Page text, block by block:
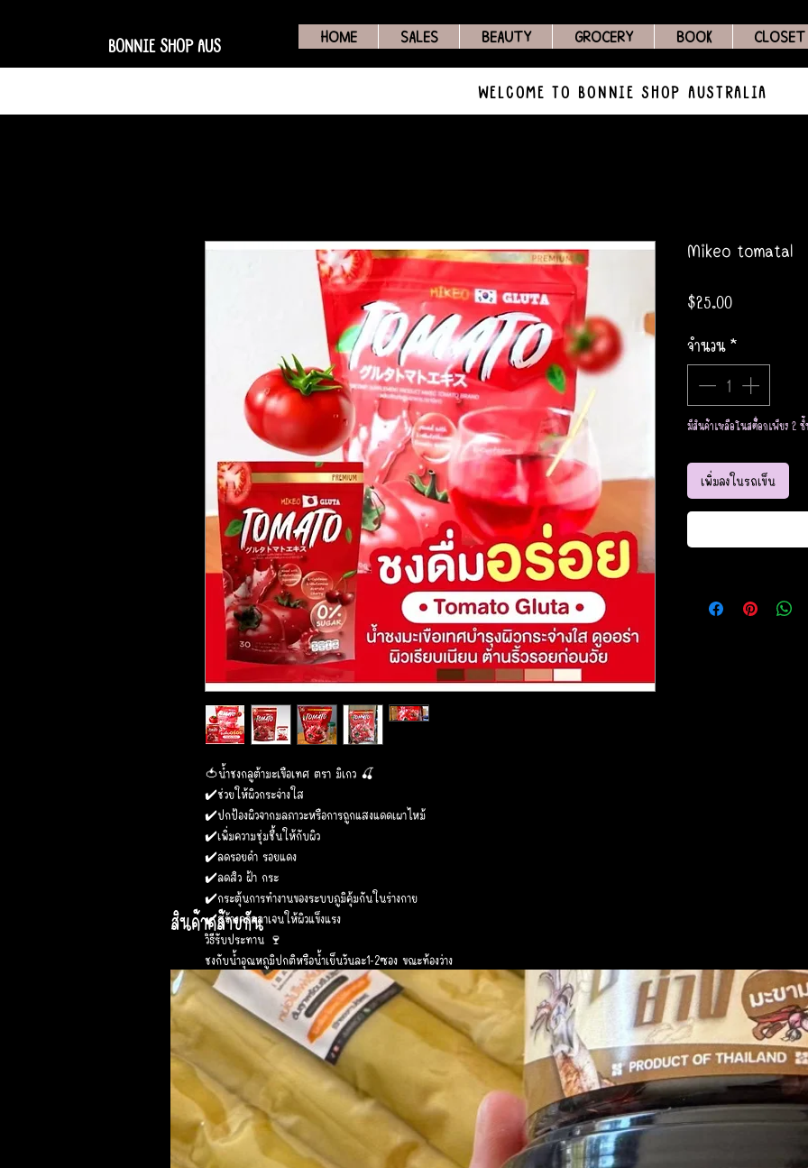
BONNIE SHOP AUS HOME SALES BEAUTY GROCERY BOOK CLOSET
WELCOME TO BONNIE SHOP AUSTRALIA
🍅น้ำชงกลูต้ามะเขือเทศ ตรา มิเกว 🍒
✔️ช่วยให้ผิวกระจ่างใส
✔️ปกป้องผิวจากมลภาวะหรือการถูกแสงแดดเผาไหม้
✔️เพิ่มความชุ่มชื้นให้กับผิว
✔️ลดรอยดำ รอยแดง
✔️ลดสิว ฝ้า กระ
✔️กระตุ้นการทำงานของระบบภูมิคุ้มกันในร่างกาย
✔️สร้างคอลลาเจนให้ผิวแข็งแรง
วิธีรับประทาน 🍷
ชงกับน้ำอุณหภูมิปกติหรือน้ำเย็นวันละ1-2ซอง ขณะท้องว่าง
เลขที่อย. 65-1-03662-5-0617
Mikeo tomatal
$25.00ราคา
จำนวน*
มีสินค้าเหลือในสต็อกเพียง 2
เพิ่มลงในรถเข็น
สินค้าคล้ายกัน